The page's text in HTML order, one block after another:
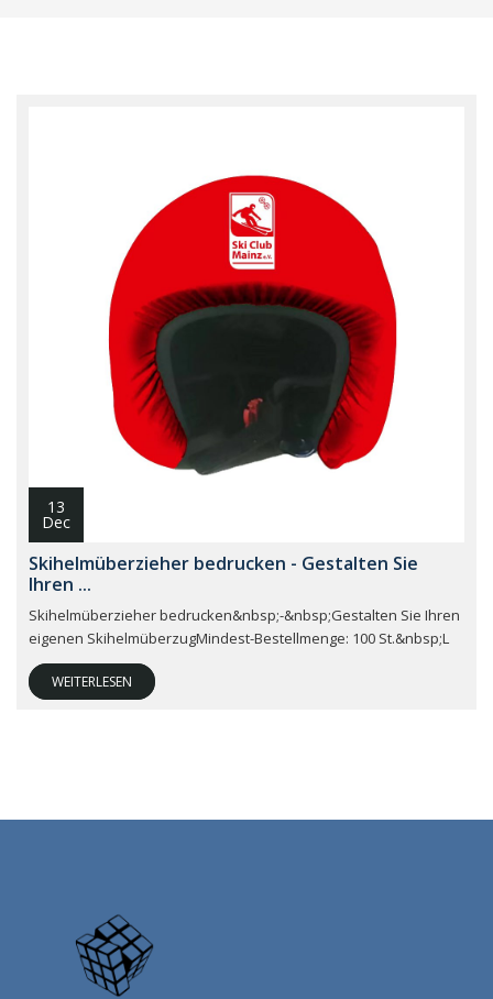
13
Dec
Skihelmüberzieher bedrucken - Gestalten Sie
Ihren ...
Skihelmüberzieher bedrucken&nbsp;-&nbsp;Gestalten Sie Ihren
eigenen SkihelmüberzugMindest-Bestellmenge: 100 St.&nbsp;L
WEITERLESEN